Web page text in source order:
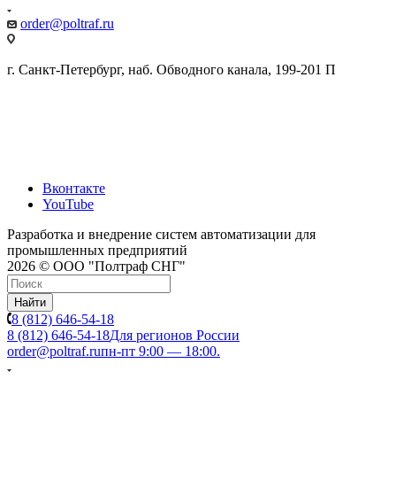
order@poltraf.ru
г. Санкт-Петербург, наб. Обводного канала, 199-201 П
Вконтакте
YouTube
Разработка и внедрение систем автоматизации для
промышленных предприятий
2026 © ООО "Полтраф СНГ"
Найти
8 (812) 646-54-18
8 (812) 646-54-18Для регионов России
order@poltraf.ruпн-пт 9:00 — 18:00.